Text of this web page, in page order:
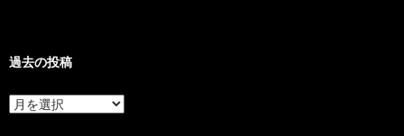
過去の投稿
過
去